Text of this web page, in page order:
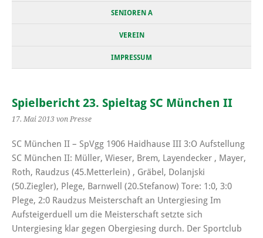
SENIOREN A
VEREIN
IMPRESSUM
Spielbericht 23. Spieltag SC München II
17. Mai 2013 von Presse
SC München II – SpVgg 1906 Haidhause III 3:O Aufstellung
SC München II: Müller, Wieser, Brem, Layendecker , Mayer,
Roth, Raudzus (45.Metterlein) , Gräbel, Dolanjski
(50.Ziegler), Plege, Barnwell (20.Stefanow) Tore: 1:0, 3:0
Plege, 2:0 Raudzus Meisterschaft an Untergiesing Im
Aufsteigerduell um die Meisterschaft setzte sich
Untergiesing klar gegen Obergiesing durch. Der Sportclub